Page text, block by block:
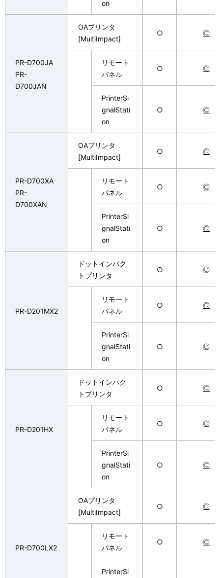
on
PR-D700JA
PR-
D700JAN
OAプリンタ
[MultiImpact]
○ ◎
リモート
パネル
○ ◎
PrinterSi
gnalStati
on
○ ◎
PR-D700XA
PR-
D700XAN
OAプリンタ
[MultiImpact]
○ ◎
リモート
パネル
○ ◎
PrinterSi
gnalStati
on
○ ◎
PR-D201MX2
ドットインパク
トプリンタ
○ ◎
リモート
パネル
○ ◎
PrinterSi
gnalStati
on
○ ◎
PR-D201HX
ドットインパク
トプリンタ
○ ◎
リモート
パネル
○ ◎
PrinterSi
gnalStati
on
○ ◎
PR-D700LX2
OAプリンタ
[MultiImpact]
○ ◎
リモート
パネル
○ ◎
PrinterSi